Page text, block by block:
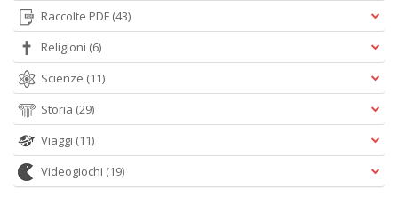
Raccolte PDF (43)
Religioni (6)
Scienze (11)
Storia (29)
Viaggi (11)
Videogiochi (19)